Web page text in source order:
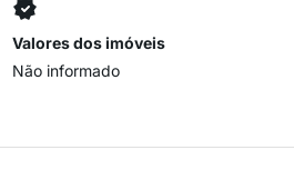
Valores dos imóveis
Não informado